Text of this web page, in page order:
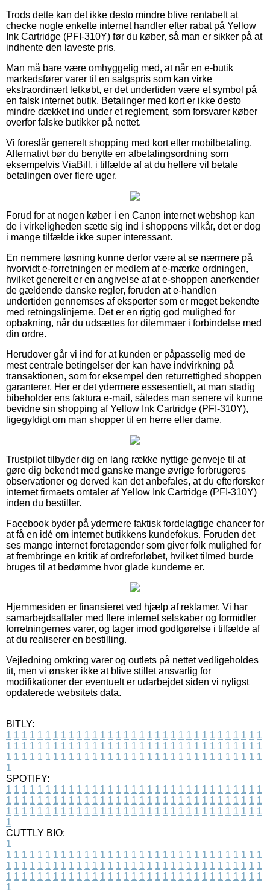
Trods dette kan det ikke desto mindre blive rentabelt at
checke nogle enkelte internet handler efter rabat på Yellow
Ink Cartridge (PFI-310Y) før du køber, så man er sikker på at
indhente den laveste pris.
Man må bare være omhyggelig med, at når en e-butik
markedsfører varer til en salgspris som kan virke
ekstraordinært letkøbt, er det undertiden være et symbol på
en falsk internet butik. Betalinger med kort er ikke desto
mindre dækket ind under et reglement, som forsvarer køber
overfor falske butikker på nettet.
Vi foreslår generelt shopping med kort eller mobilbetaling.
Alternativt bør du benytte en afbetalingsordning som
eksempelvis ViaBill, i tilfælde af at du hellere vil betale
betalingen over flere uger.
Forud for at nogen køber i en Canon internet webshop kan
de i virkeligheden sætte sig ind i shoppens vilkår, det er dog
i mange tilfælde ikke super interessant.
En nemmere løsning kunne derfor være at se nærmere på
hvorvidt e-forretningen er medlem af e-mærke ordningen,
hvilket generelt er en angivelse af at e-shoppen anerkender
de gældende danske regler, foruden at e-handlen
undertiden gennemses af eksperter som er meget bekendte
med retningslinjerne. Det er en rigtig god mulighed for
opbakning, når du udsættes for dilemmaer i forbindelse med
din ordre.
Herudover går vi ind for at kunden er påpasselig med de
mest centrale betingelser der kan have indvirkning på
transaktionen, som for eksempel den returrettighed shoppen
garanterer. Her er det ydermere essesentielt, at man stadig
bibeholder ens faktura e-mail, således man senere vil kunne
bevidne sin shopping af Yellow Ink Cartridge (PFI-310Y),
ligegyldigt om man shopper til en herre eller dame.
Trustpilot tilbyder dig en lang række nyttige genveje til at
gøre dig bekendt med ganske mange øvrige forbrugeres
observationer og derved kan det anbefales, at du efterforsker
internet firmaets omtaler af Yellow Ink Cartridge (PFI-310Y)
inden du bestiller.
Facebook byder på ydermere faktisk fordelagtige chancer for
at få en idé om internet butikkens kundefokus. Foruden det
ses mange internet foretagender som giver folk mulighed for
at frembringe en kritik af ordreforløbet, hvilket tilmed burde
bruges til at bedømme hvor glade kunderne er.
Hjemmesiden er finansieret ved hjælp af reklamer. Vi har
samarbejdsaftaler med flere internet selskaber og formidler
forretningernes varer, og tager imod godtgørelse i tilfælde af
at du realiserer en bestilling.
Vejledning omkring varer og outlets på nettet vedligeholdes
tit, men vi ønsker ikke at blive stillet ansvarlig for
modifikationer der eventuelt er udarbejdet siden vi nyligst
opdaterede websitets data.
BITLY:
1 1 1 1 1 1 1 1 1 1 1 1 1 1 1 1 1 1 1 1 1 1 1 1 1 1 1 1 1 1 1 1 1
1 1 1 1 1 1 1 1 1 1 1 1 1 1 1 1 1 1 1 1 1 1 1 1 1 1 1 1 1 1 1 1 1
1 1 1 1 1 1 1 1 1 1 1 1 1 1 1 1 1 1 1 1 1 1 1 1 1 1 1 1 1 1 1 1 1
1
SPOTIFY:
1 1 1 1 1 1 1 1 1 1 1 1 1 1 1 1 1 1 1 1 1 1 1 1 1 1 1 1 1 1 1 1 1
1 1 1 1 1 1 1 1 1 1 1 1 1 1 1 1 1 1 1 1 1 1 1 1 1 1 1 1 1 1 1 1 1
1 1 1 1 1 1 1 1 1 1 1 1 1 1 1 1 1 1 1 1 1 1 1 1 1 1 1 1 1 1 1 1 1
1
CUTTLY BIO:
1
1 1 1 1 1 1 1 1 1 1 1 1 1 1 1 1 1 1 1 1 1 1 1 1 1 1 1 1 1 1 1 1 1
1 1 1 1 1 1 1 1 1 1 1 1 1 1 1 1 1 1 1 1 1 1 1 1 1 1 1 1 1 1 1 1 1
1 1 1 1 1 1 1 1 1 1 1 1 1 1 1 1 1 1 1 1 1 1 1 1 1 1 1 1 1 1 1 1 1
1